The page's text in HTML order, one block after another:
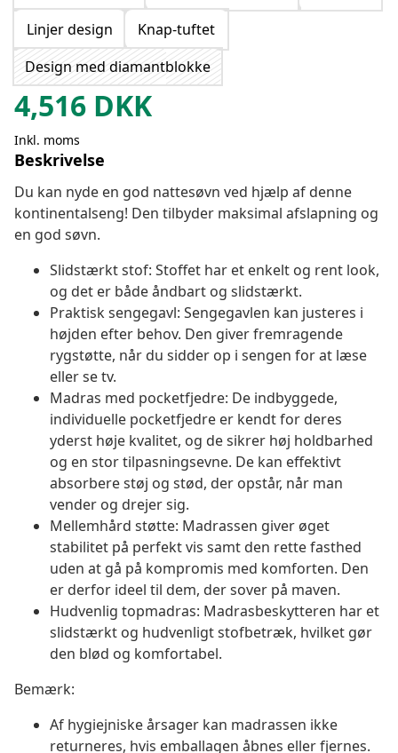
Linjer design
Knap-tuftet
Design med diamantblokke
4,516 DKK
Inkl. moms
Beskrivelse
Du kan nyde en god nattesøvn ved hjælp af denne
kontinentalseng! Den tilbyder maksimal afslapning og
en god søvn.
Slidstærkt stof: Stoffet har et enkelt og rent look,
og det er både åndbart og slidstærkt.
Praktisk sengegavl: Sengegavlen kan justeres i
højden efter behov. Den giver fremragende
rygstøtte, når du sidder op i sengen for at læse
eller se tv.
Madras med pocketfjedre: De indbyggede,
individuelle pocketfjedre er kendt for deres
yderst høje kvalitet, og de sikrer høj holdbarhed
og en stor tilpasningsevne. De kan effektivt
absorbere støj og stød, der opstår, når man
vender og drejer sig.
Mellemhård støtte: Madrassen giver øget
stabilitet på perfekt vis samt den rette fasthed
uden at gå på kompromis med komforten. Den
er derfor ideel til dem, der sover på maven.
Hudvenlig topmadras: Madrasbeskytteren har et
slidstærkt og hudvenligt stofbetræk, hvilket gør
den blød og komfortabel.
Bemærk:
Af hygiejniske årsager kan madrassen ikke
returneres, hvis emballagen åbnes eller fjernes.